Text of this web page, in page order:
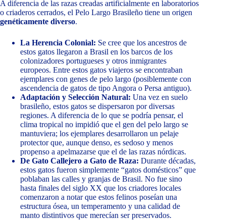
A diferencia de las razas creadas artificialmente en laboratorios
o criaderos cerrados, el Pelo Largo Brasileño tiene un origen
genéticamente diverso.
La Herencia Colonial: Se cree que los ancestros de
estos gatos llegaron a Brasil en los barcos de los
colonizadores portugueses y otros inmigrantes
europeos. Entre estos gatos viajeros se encontraban
ejemplares con genes de pelo largo (posiblemente con
ascendencia de gatos de tipo Angora o Persa antiguo).
Adaptación y Selección Natural: Una vez en suelo
brasileño, estos gatos se dispersaron por diversas
regiones. A diferencia de lo que se podría pensar, el
clima tropical no impidió que el gen del pelo largo se
mantuviera; los ejemplares desarrollaron un pelaje
protector que, aunque denso, es sedoso y menos
propenso a apelmazarse que el de las razas nórdicas.
De Gato Callejero a Gato de Raza: Durante décadas,
estos gatos fueron simplemente “gatos domésticos” que
poblaban las calles y granjas de Brasil. No fue sino
hasta finales del siglo XX que los criadores locales
comenzaron a notar que estos felinos poseían una
estructura ósea, un temperamento y una calidad de
manto distintivos que merecían ser preservados.